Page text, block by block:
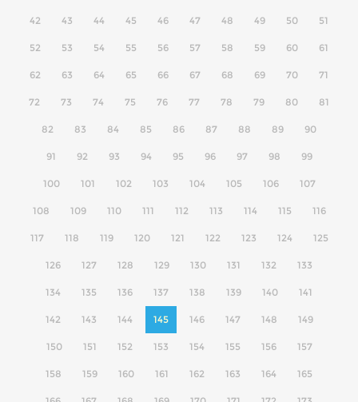
42 43 44 45 46 47 48 49 50 51
52 53 54 55 56 57 58 59 60 61
62 63 64 65 66 67 68 69 70 71
72 73 74 75 76 77 78 79 80 81
82 83 84 85 86 87 88 89 90
91 92 93 94 95 96 97 98 99
100 101 102 103 104 105 106 107
108 109 110 111 112 113 114 115 116
117 118 119 120 121 122 123 124 125
126 127 128 129 130 131 132 133
134 135 136 137 138 139 140 141
142 143 144 145 146 147 148 149
150 151 152 153 154 155 156 157
158 159 160 161 162 163 164 165